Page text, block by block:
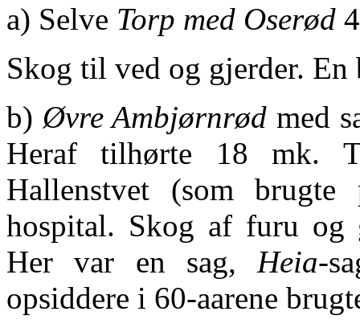
a) Selve Torp med Oserød
Skog til ved og gjerder.
b) Øvre Ambjørnrød med
Heraf tilhørte 18 mk.
Hallenstvet (som
hospital. Skog af furu og
Her var en sag, Heia-
opsiddere i 60-aarene